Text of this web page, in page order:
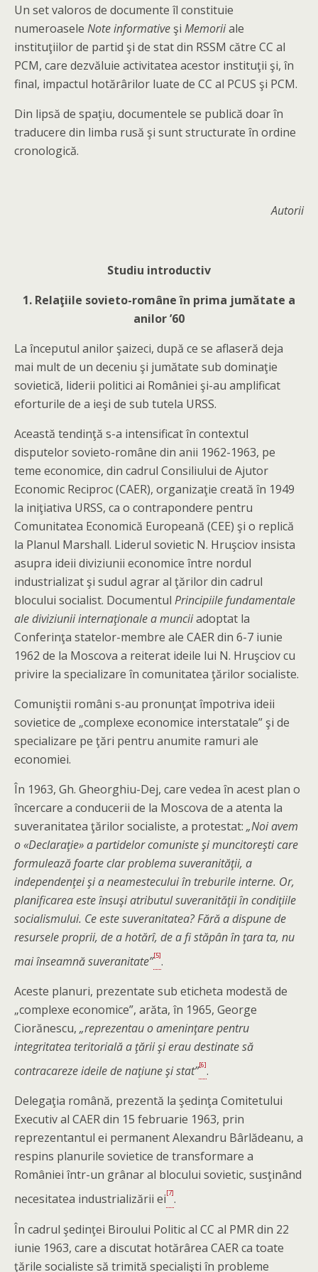
Un set valoros de documente îl constituie
numeroasele Note informative şi Memoriiale
instituţiilor de partid şi de stat din RSSM către CC al
PCM, care dezvăluie activitatea acestor instituţii şi, în
final, impactul hotărârilor luate de CC al PCUS şi PCM.
Din lipsă de spaţiu, documentele se publică doar în
traducere din limba rusă şi sunt structurate în ordine
cronologică.
Autorii
Studiu introductiv
1. Relaţiile sovieto-române în prima jumătate a
anilor ’60
La începutul anilor şaizeci, după ce se aflaseră deja
mai mult de un deceniu şi jumătate sub dominaţie
sovietică, liderii politici ai României şi-au amplificat
eforturile de a ieşi de sub tutela URSS.
Această tendinţă s-a intensificat în contextul
disputelor sovieto-române din anii 1962-1963, pe
teme economice, din cadrul Consiliului de Ajutor
Economic Reciproc (CAER), organizaţie creată în 1949
la iniţiativa URSS, ca o contrapondere pentru
Comunitatea Economică Europeană (CEE) şi o replică
la Planul Marshall. Liderul sovietic N. Hruşciov insista
asupra ideii diviziunii economice între nordul
industrializat şi sudul agrar al ţărilor din cadrul
blocului socialist. Documentul Principiile fundamentale
ale diviziunii internaţionale a munciiadoptat la
Conferinţa statelor-membre ale CAER din 6-7 iunie
1962 de la Moscova a reiterat ideile lui N. Hruşciov cu
privire la specializare în comunitatea ţărilor socialiste.
Comuniştii români s-au pronunţat împotriva ideii
sovietice de „complexe eco­nomice interstatale” şi de
specializare pe ţări pentru anumite ramuri ale
economiei.
În 1963, Gh. Gheorghiu-Dej, care vedea în acest plan o
încercare a conducerii de la Moscova de a atenta la
suveranitatea ţărilor socialiste, a protestat: „Noi avem
o «Declaraţie» a partidelor comuniste şi muncitoreşti care
formulează foarte clar problema suveranităţii, a
independenţei şi a neamestecului în treburile interne. Or,
planificarea este însuşi atributul suveranităţii în condiţiile
socialismului. Ce este suveranitatea? Fără a dispune de
resursele proprii, de a hotărî, de a fi stăpân în ţara ta, nu
mai înseamnă suveranitate”[5].
Aceste planuri, prezentate sub eticheta modestă de
„complexe economice”, arăta, în 1965, George
Ciorănescu, „reprezentau o ameninţare pentru
integritatea teritorială a ţării şi erau destinate să
contracareze ideile de naţiune şi stat”[6].
Delegaţia română, prezentă la şedinţa Comitetului
Executiv al CAER din 15 februarie 1963, prin
reprezentantul ei permanent Alexandru Bârlădeanu, a
respins planurile sovietice de transformare a
României într-un grânar al blocului sovietic, susţinând
necesitatea industrializării ei[7].
În cadrul şedinţei Biroului Politic al CC al PMR din 22
iunie 1963, care a discutat hotărârea CAER ca toate
ţările socialiste să trimită specialişti în probleme